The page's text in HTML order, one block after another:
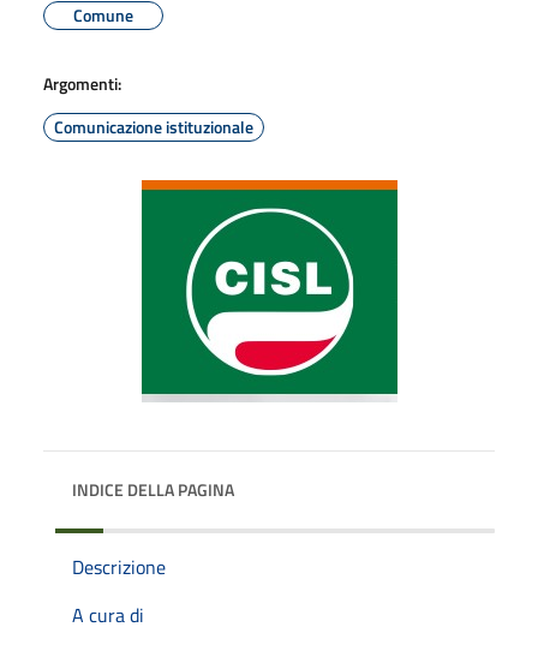
Comune
Argomenti:
Comunicazione istituzionale
INDICE DELLA PAGINA
Descrizione
A cura di